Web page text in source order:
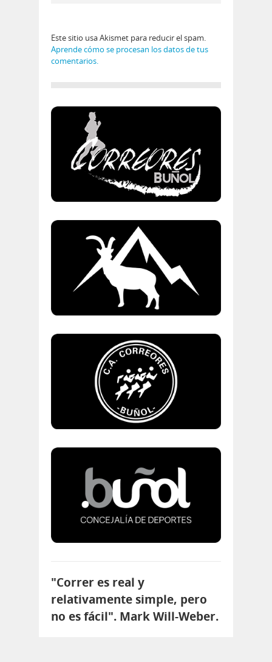
Este sitio usa Akismet para reducir el spam.
Aprende cómo se procesan los datos de tus
comentarios.
"Correr es real y
relativamente simple, pero
no es fácil". Mark Will-Weber.